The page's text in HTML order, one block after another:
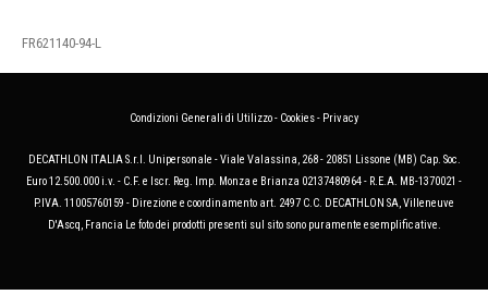
FR621140-94-L
Condizioni Generali di Utilizzo- Cookies- Privacy
DECATHLON ITALIA S.r.l. Unipersonale - Viale Valassina, 268 - 20851 Lissone (MB) Cap. Soc.
Euro 12.500.000 i.v. - C.F. e Iscr. Reg. Imp. Monza e Brianza 02137480964 - R.E.A. MB-1370021 -
P.IVA. 11005760159 - Direzione e coordinamento art. 2497 C.C. DECATHLON SA, Villeneuve
D'Ascq, Francia Le foto dei prodotti presenti sul sito sono puramente esemplificative.